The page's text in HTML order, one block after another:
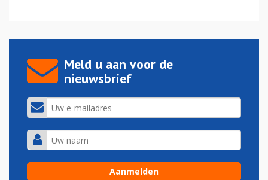
Meld u aan voor de
nieuwsbrief